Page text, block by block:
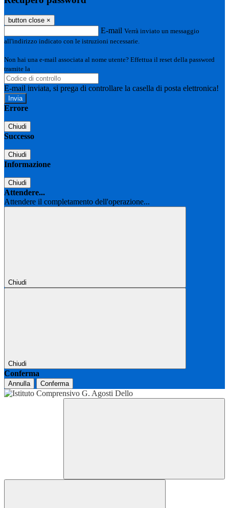
button close ×
E-mail Verrà inviato un messaggio
all'indirizzo indicato con le istruzioni necessarie.
Non hai una e-mail associata al nome utente? Effettua il reset della password
tramite la
E-mail inviata, si prega di controllare la casella di posta elettronica!
Errore
Chiudi
Successo
Chiudi
Informazione
Chiudi
Attendere...
Attendere il completamento dell'operazione...
Chiudi
Chiudi
Conferma
Annulla Conferma